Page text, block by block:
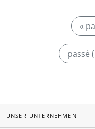
«
passé
UNSER UNTERNEHMEN